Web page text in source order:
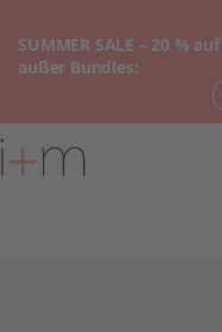
SUMMER SALE – 20 % auf
außer Bundles:
Zum
Hauptinhalt